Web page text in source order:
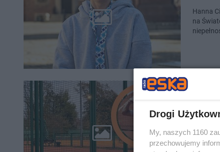
Hanna
na
20.
wiedzą
Drogi
My, naszych 1160
przechowujemy